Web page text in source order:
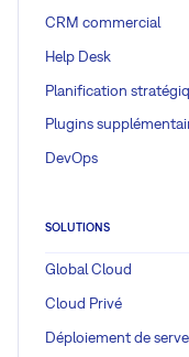
CRM commercial
Help Desk
Planification
Plugins
DevOps
SOLUTIONS
Global Cloud
Cloud Privé
Déploiement de